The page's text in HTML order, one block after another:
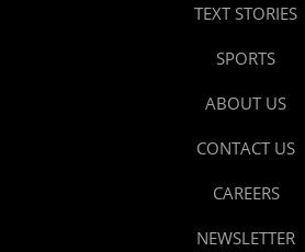
TEXT STORIES
SPORTS
ABOUT US
CONTACT US
CAREERS
NEWSLETTER